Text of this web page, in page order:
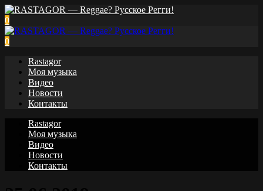
0
0
Rastagor
Моя музыка
Видео
Новости
Контакты
Rastagor
Моя музыка
Видео
Новости
Контакты